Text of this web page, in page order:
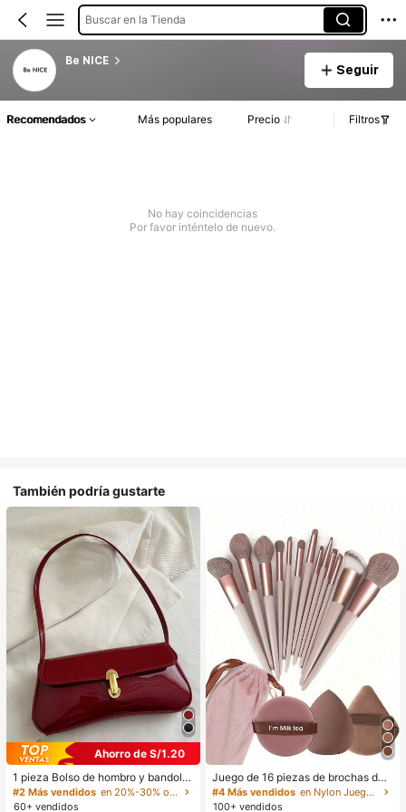
Buscar en la Tienda
Be NICE
Seguir
Recomendados Más populares Precio Filtros
No hay coincidencias
Por favor inténtelo de nuevo.
También podría gustarte
Ahorro de S/1.20
1 pieza Bolso de hombro y bandoler
a de cuero sintético aceitado retro
para mujer, adecuado para citas, sa
#2 Más vendidos
en 20%-30% off Bolsos de hombro para mujer
60+ vendidos
Juego de 16 piezas de brochas de
maquillaje que incluye 13 brochas
de maquillaje, 1 esponja de maquill
#4 Más vendidos
en Nylon Juegos De Pinceles
100+ vendidos